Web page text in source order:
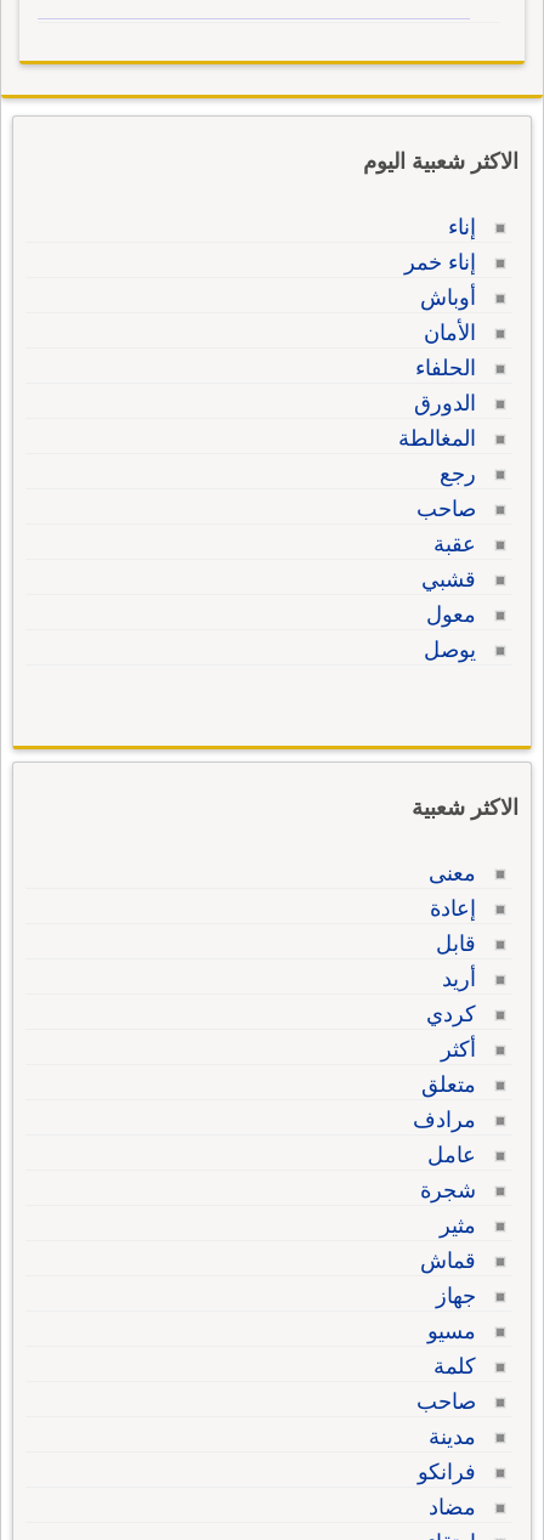
الاكثر شعبية اليوم
إناء
إناء خمر
أوباش
الأمان
الحلفاء
الدورق
المغالطة
رجع
صاحب
عقبة
قشبي
معول
يوصل
الاكثر شعبية
معنى
إعادة
قابل
أريد
كردي
أكثر
متعلق
مرادف
عامل
شجرة
مثير
قماش
جهاز
مسيو
كلمة
صاحب
مدينة
فرانكو
مضاد